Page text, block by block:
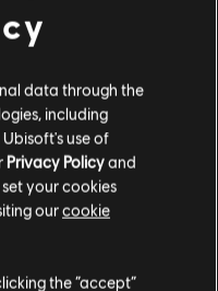
od Kasyna
w trybie rankingowym.
Kasyno Calypso, a
Park rozrywki oraz
data through the
including
use of
Privacy Policyand
set your cookies
ourcookie
the “accept”